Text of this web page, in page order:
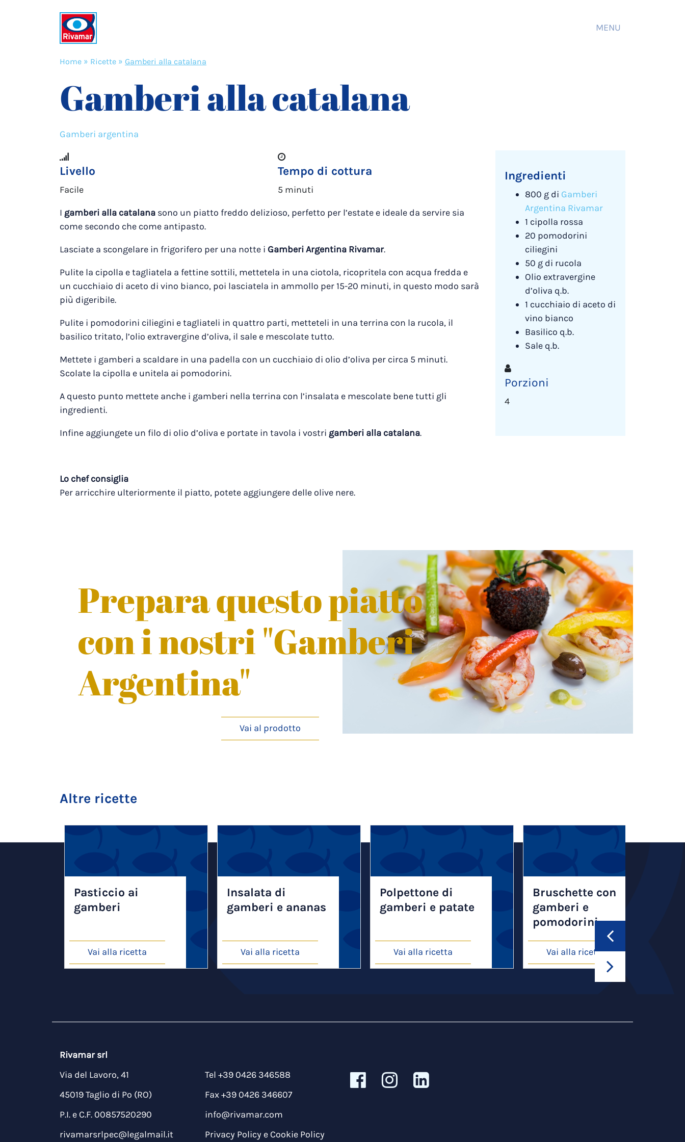
MENU
Home » Ricette » Gamberi alla catalana
Gamberi alla catalana
Gamberi argentina
Livello
Facile
Tempo di cottura
5 minuti
I gamberi alla catalana sono un piatto freddo delizioso, perfetto per l’estate e ideale da servire sia
come secondo che come antipasto.
Lasciate a scongelare in frigorifero per una notte i Gamberi Argentina Rivamar.
Pulite la cipolla e tagliatela a fettine sottili, mettetela in una ciotola, ricopritela con acqua fredda e
un cucchiaio di aceto di vino bianco, poi lasciatela in ammollo per 15-20 minuti, in questo modo sarà
più digeribile.
Pulite i pomodorini ciliegini e tagliateli in quattro parti, metteteli in una terrina con la rucola, il
basilico tritato, l’olio extravergine d’oliva, il sale e mescolate tutto.
Mettete i gamberi a scaldare in una padella con un cucchiaio di olio d’oliva per circa 5 minuti.
Scolate la cipolla e unitela ai pomodorini.
A questo punto mettete anche i gamberi nella terrina con l’insalata e mescolate bene tutti gli
ingredienti.
Infine aggiungete un filo di olio d’oliva e portate in tavola i vostri gamberi alla catalana.
Lo chef consiglia
Per arricchire ulteriormente il piatto, potete aggiungere delle olive nere.
Ingredienti
800 g di Gamberi
Argentina Rivamar
1 cipolla rossa
20 pomodorini
ciliegini
50 g di rucola
Olio extravergine
d’oliva q.b.
1 cucchiaio di aceto di
vino bianco
Basilico q.b.
Sale q.b.
Porzioni
4
Prepara questo piatto
con i nostri "Gamberi
Argentina"
Vai al prodotto
Altre ricette
Pasticcio ai
gamberi
Vai alla ricetta
Insalata di
gamberi e ananas
Vai alla ricetta
Polpettone di
gamberi e patate
Vai alla ricetta
Bruschette con
gamberi e
pomodorini
Vai alla ricetta
Rivamar srl
Via del Lavoro, 41
45019 Taglio di Po (RO)
P.I. e C.F. 00857520290
rivamarsrlpec@legalmail.it
Tel +39 0426 346588
Fax +39 0426 346607
info@rivamar.com
Privacy Policy e Cookie Policy